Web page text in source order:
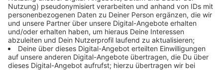
und die Küche ist als großer Durchbruch zum Gastraum
offen gestaltet, sodass man wunderbar hineinschauen
und zuschauen kann. Und das lohnt sich, denn hier
kommt chinesische Technik zum Einsatz: Miss Hong
drückt auf zwei Knöpfe, und zack – schon landet die
frische Pasta unten auf dem Teller. Unsere